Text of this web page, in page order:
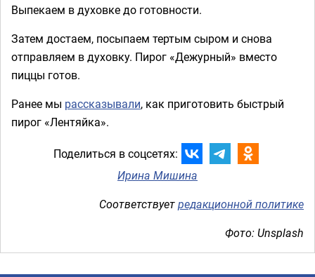
Выпекаем в духовке до готовности.
Затем достаем, посыпаем тертым сыром и снова
отправляем в духовку. Пирог «Дежурный» вместо
пиццы готов.
Ранее мы рассказывали, как приготовить быстрый
пирог «Лентяйка».
Поделиться в соцсетях:
Ирина Мишина
Соответствуетредакционной политике
Фото: Unsplash